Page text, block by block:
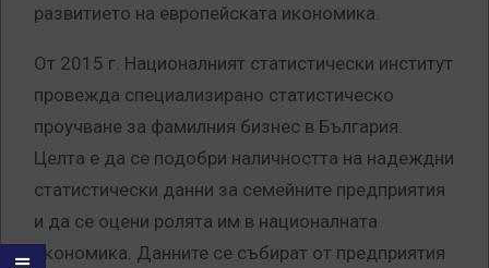
развитието на европейската икономика.
От 2015 г. Националният статистически институт
провежда специализирано статистическо
проучване за фамилния бизнес в България.
Целта е да се подобри наличността на надеждни
статистически данни за семейните предприятия
и да се оцени ролята им в националната
икономика. Данните се събират от предприятия